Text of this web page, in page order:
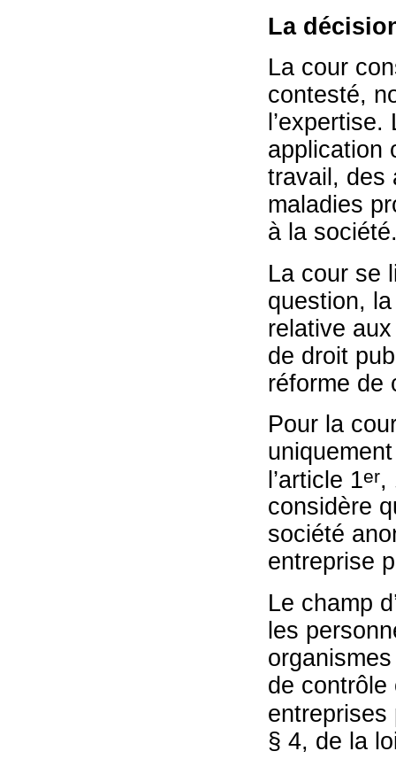
La
La cour
contesté,
application
travail, des
maladies
à la
La cour se
question,
relative
de droit
réforme de
Pour la
l’article 1er,
considère
société
entreprise
Le champ
les
de contrôle
entreprises
§ 4, de la